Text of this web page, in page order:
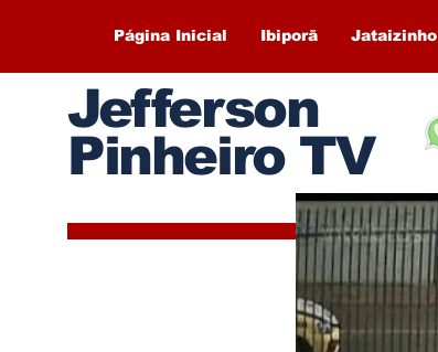
Página Inicial Ibiporã Jataizinho
Jefferson
Pinheiro TV